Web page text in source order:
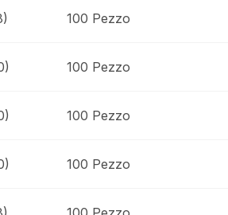
100 Pezzo
100 Pezzo
100 Pezzo
100 Pezzo